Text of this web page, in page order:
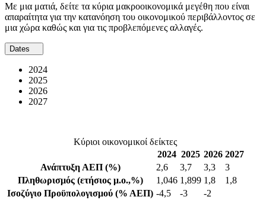
Με μια ματιά, δείτε τα κύρια μακροοικονομικά μεγέθη που είναι
απαραίτητα για την κατανόηση του οικονομικού περιβάλλοντος σε
μια χώρα καθώς και για τις προβλεπόμενες αλλαγές.
Dates
2024
2025
2026
2027
Κύριοι οικονομικοί δείκτες
2024 2025 2026 2027
Ανάπτυξη ΑΕΠ (%) 2,6 3,7 3,3
3
Πληθωρισμός (ετήσιος μ.ο.,%) 1,046 1,899 1,8
1,8
Ισοζύγιο Προϋπολογισμού (% ΑΕΠ) -4,5 -3
-2